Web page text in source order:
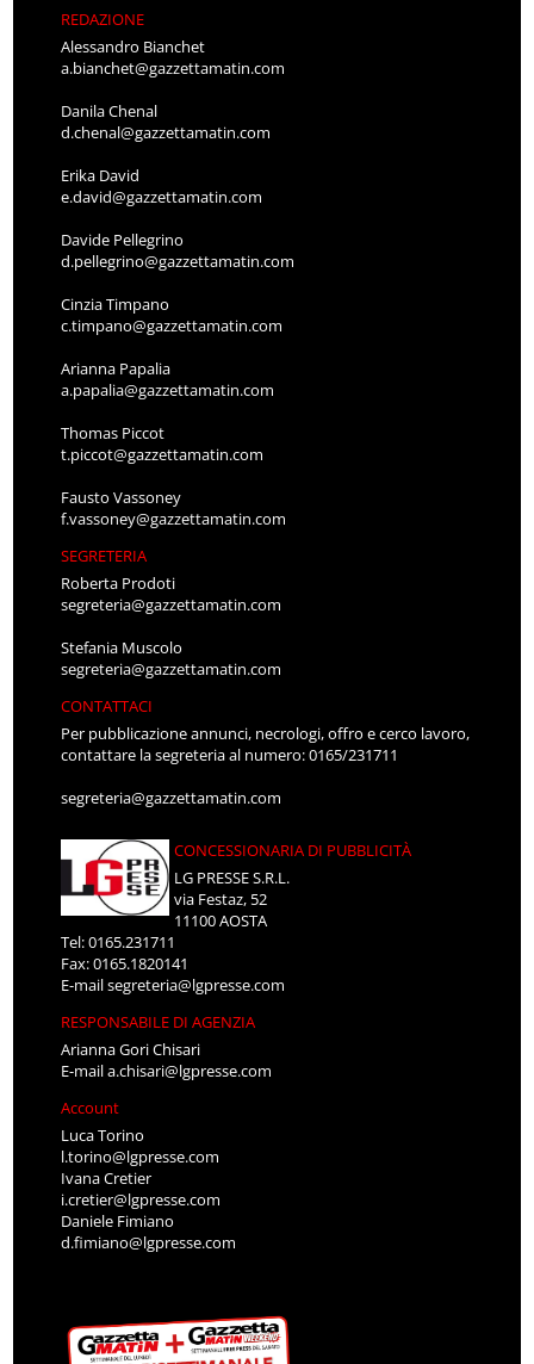
REDAZIONE
Alessandro Bianchet
a.bianchet@gazzettamatin.com
Danila Chenal
d.chenal@gazzettamatin.com
Erika David
e.david@gazzettamatin.com
Davide Pellegrino
d.pellegrino@gazzettamatin.com
Cinzia Timpano
c.timpano@gazzettamatin.com
Arianna Papalia
a.papalia@gazzettamatin.com
Thomas Piccot
t.piccot@gazzettamatin.com
Fausto Vassoney
f.vassoney@gazzettamatin.com
SEGRETERIA
Roberta Prodoti
segreteria@gazzettamatin.com
Stefania Muscolo
segreteria@gazzettamatin.com
CONTATTACI
Per pubblicazione annunci, necrologi, offro e cerco lavoro,
contattare la segreteria al numero: 0165/231711
segreteria@gazzettamatin.com
CONCESSIONARIA DI PUBBLICITÀ
LG PRESSE S.R.L.
via Festaz, 52
11100 AOSTA
Tel: 0165.231711
Fax: 0165.1820141
E-mailsegreteria@lgpresse.com
RESPONSABILE DI AGENZIA
Arianna Gori Chisari
E-maila.chisari@lgpresse.com
Account
Luca Torino
l.torino@lgpresse.com
Ivana Cretier
i.cretier@lgpresse.com
Daniele Fimiano
d.fimiano@lgpresse.com